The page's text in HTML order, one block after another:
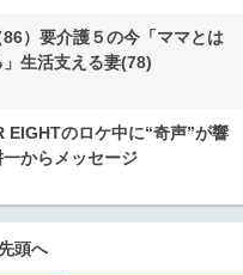
86）要介護５の今「ママとは
生活支える妻(78)
EIGHTのロケ中に“奇声”が響
からメッセージ
頭へ